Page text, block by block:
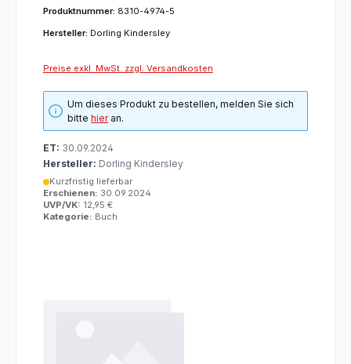
Produktnummer: 8310-4974-5
Hersteller: Dorling Kindersley
Preise exkl. MwSt. zzgl. Versandkosten
Um dieses Produkt zu bestellen, melden Sie sich
bittehieran.
ET: 30.09.2024
Hersteller: Dorling Kindersley
Kurzfristig lieferbar
Erschienen: 30.09.2024
UVP/VK: 12,95 €
Kategorie: Buch